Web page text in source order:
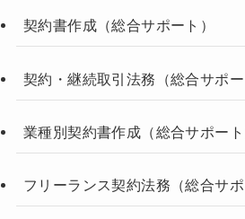
契約書作成（総合サポート）
契約・継続取引法務（総合サポー
業種別契約書作成（総合サポート
フリーランス契約法務（総合サポ